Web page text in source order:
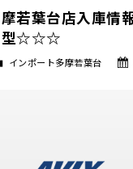
葉台店入庫情
型☆☆☆
インポート多摩若葉台